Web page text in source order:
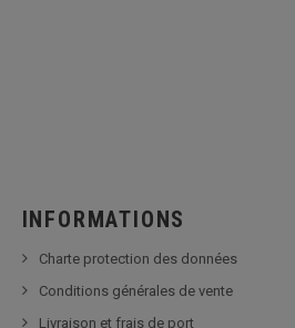
INFORMATIONS
Charte protection des données
Conditions générales de vente
Livraison et frais de port